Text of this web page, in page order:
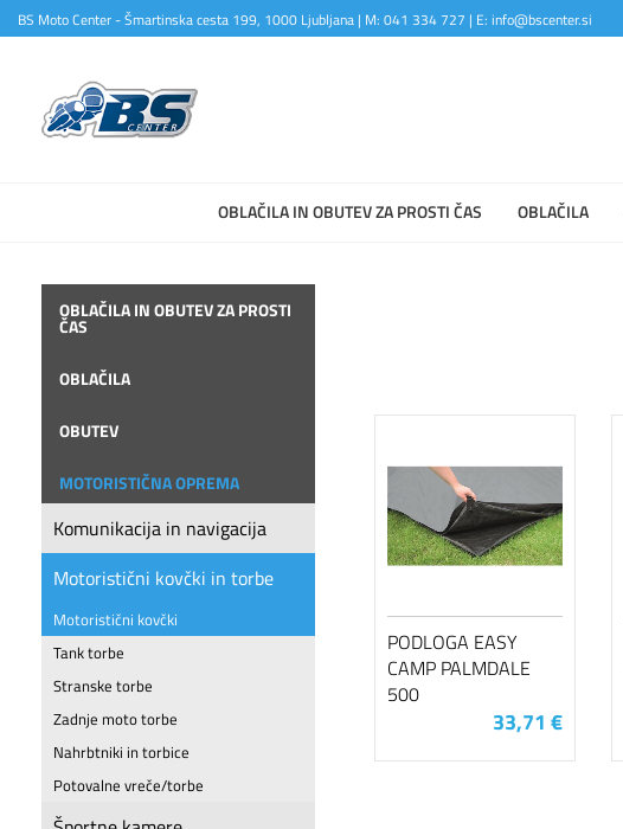
BS Moto Center - Šmartinska cesta 199, 1000 Ljubljana | M: 041 334 727 | E: info@bscenter.si
OBLAČILA IN OBUTEV ZA PROSTI ČAS OBLAČILA
OBLAČILA IN OBUTEV ZA PROSTI
ČAS
OBLAČILA
OBUTEV
MOTORISTIČNA OPREMA
Komunikacija in navigacija
Motoristični kovčki in torbe
Motoristični kovčki
Tank torbe
Stranske torbe
Zadnje moto torbe
Nahrbtniki in torbice
Potovalne vreče/torbe
PODLOGA EASY
CAMP PALMDALE
500
33,71 €